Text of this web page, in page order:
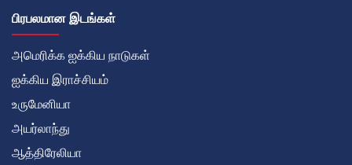
பிரபலமான இடங்கள்
அமெரிக்க ஐக்கிய நாடுகள்
ஐக்கிய இராச்சியம்
உருமேனியா
அயர்லாந்து
ஆத்திரேலியா